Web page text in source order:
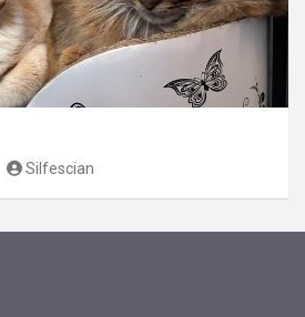
Silfescian